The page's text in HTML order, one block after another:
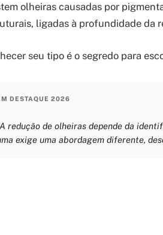
olheiras causadas por
ligadas à profundidade da
seu tipo é o segredo para
DESTAQUE 2026
redução de olheiras depende da
exige uma abordagem diferente,